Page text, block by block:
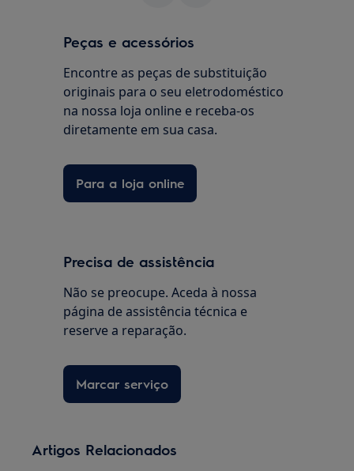
Peças e acessórios
Encontre as peças de substituição
originais para o seu eletrodoméstico
na nossa loja online e receba-os
diretamente em sua casa.
Para a loja online
Precisa de assistência
Não se preocupe. Aceda à nossa
página de assistência técnica e
reserve a reparação.
Marcar serviço
Artigos Relacionados